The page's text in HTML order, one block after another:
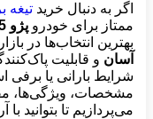
اگر به دنبال خرید تیغه
ممتاز برای خودرو پژو 405
بهترین انتخاب‌ها در
آسان و قابلیت
شرایط بارانی یا
مشخصات، ویژگی‌ها،
می‌پردازیم تا بتوانید